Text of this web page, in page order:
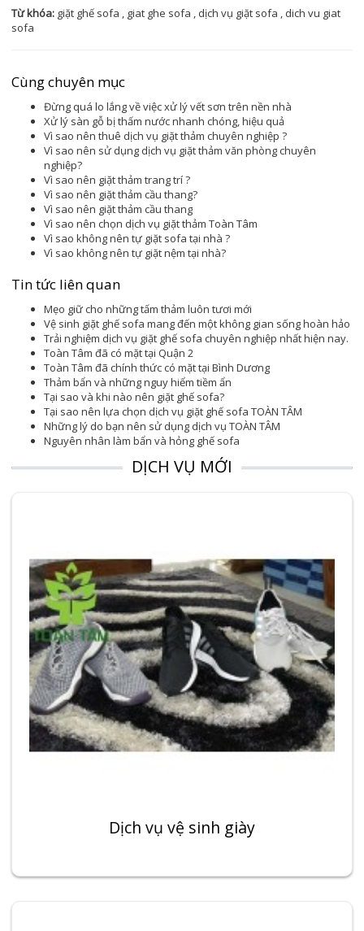
Từ khóa: giặt ghế sofa , giat ghe sofa , dịch vụ giặt sofa , dich vu giat
sofa
Cùng chuyên mục
Đừng quá lo lắng về việc xử lý vết sơn trên nền nhà
Xử lý sàn gỗ bị thấm nước nhanh chóng, hiệu quả
Vì sao nên thuê dịch vụ giặt thảm chuyên nghiệp ?
Vì sao nên sử dụng dịch vụ giặt thảm văn phòng chuyên
nghiệp?
Vì sao nên giặt thảm trang trí ?
Vì sao nên giặt thảm cầu thang?
Vì sao nên giặt thảm cầu thang
Vì sao nên chọn dịch vụ giặt thảm Toàn Tâm
Vì sao không nên tự giặt sofa tại nhà ?
Vì sao không nên tự giặt nệm tại nhà?
Tin tức liên quan
Mẹo giữ cho những tấm thảm luôn tươi mới
Vệ sinh giặt ghế sofa mang đến một không gian sống hoàn hảo
Trải nghiệm dịch vụ giặt ghế sofa chuyên nghiệp nhất hiện nay.
Toàn Tâm đã có mặt tại Quận 2
Toàn Tâm đã chính thức có mặt tại Bình Dương
Thảm bẩn và những nguy hiểm tiềm ẩn
Tại sao và khi nào nên giặt ghế sofa?
Tại sao nên lựa chọn dịch vụ giặt ghế sofa TOÀN TÂM
Những lý do bạn nên sử dụng dịch vụ TOÀN TÂM
Nguyên nhân làm bẩn và hỏng ghế sofa
DỊCH VỤ MỚI
Dịch vụ vệ sinh giày